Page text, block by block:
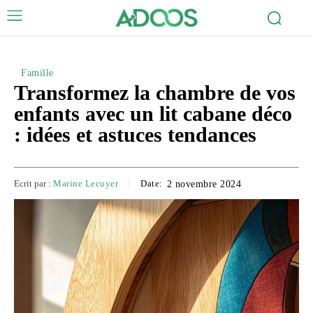
Famille
Transformez la chambre de vos
enfants avec un lit cabane déco
: idées et astuces tendances
Ecrit par : Marine Lecuyer Date: 2 novembre 2024